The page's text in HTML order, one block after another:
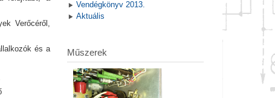
Verőcéről,
és a
Vendégkönyv 2013.
Aktuális
Műszerek